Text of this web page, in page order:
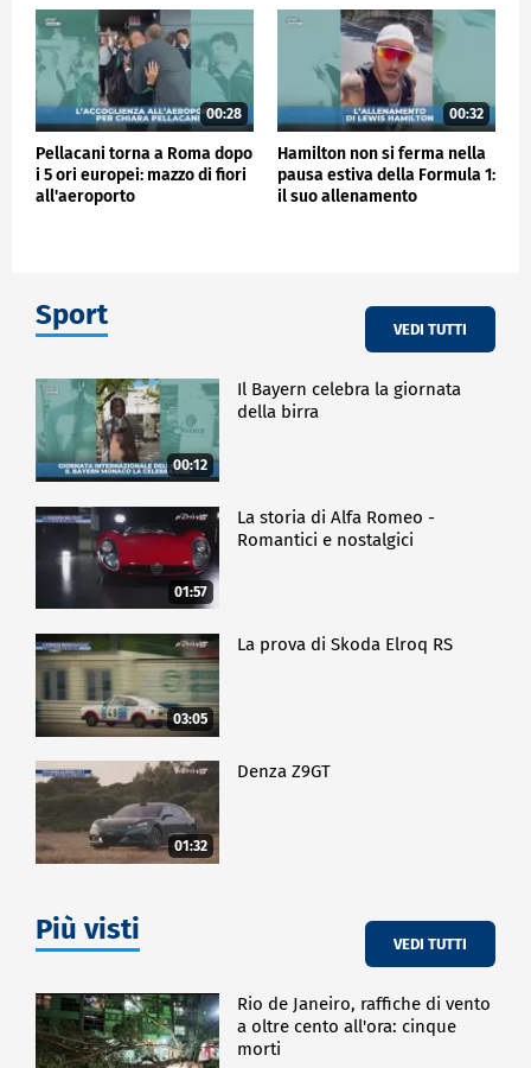
00:28
Pellacani torna a Roma dopo
i 5 ori europei: mazzo di fiori
all'aeroporto
00:32
Hamilton non si ferma nella
pausa estiva della Formula 1:
il suo allenamento
Sport VEDI TUTTI
00:12
Il Bayern celebra la giornata
della birra
01:57
La storia di Alfa Romeo -
Romantici e nostalgici
03:05
La prova di Skoda Elroq RS
01:32
Denza Z9GT
Più visti VEDI TUTTI
Rio de Janeiro, raffiche di vento
a oltre cento all'ora: cinque
morti